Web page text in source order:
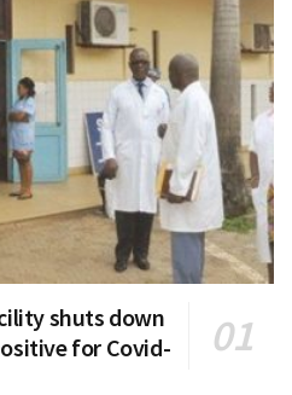
shuts down
for Covid-